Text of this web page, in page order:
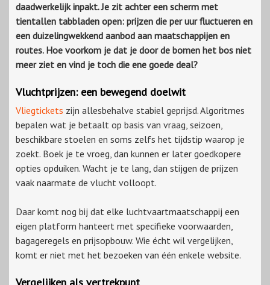
daadwerkelijk inpakt. Je zit achter een scherm met
tientallen tabbladen open: prijzen die per uur fluctueren en
een duizelingwekkend aanbod aan maatschappijen en
routes. Hoe voorkom je dat je door de bomen het bos niet
meer ziet en vind je toch die ene goede deal?
Vluchtprijzen: een bewegend doelwit
Vliegtickets zijn allesbehalve stabiel geprijsd. Algoritmes
bepalen wat je betaalt op basis van vraag, seizoen,
beschikbare stoelen en soms zelfs het tijdstip waarop je
zoekt. Boek je te vroeg, dan kunnen er later goedkopere
opties opduiken. Wacht je te lang, dan stijgen de prijzen
vaak naarmate de vlucht volloopt.
Daar komt nog bij dat elke luchtvaartmaatschappij een
eigen platform hanteert met specifieke voorwaarden,
bagageregels en prijsopbouw. Wie écht wil vergelijken,
komt er niet met het bezoeken van één enkele website.